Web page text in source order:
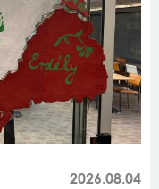
2026.08.04